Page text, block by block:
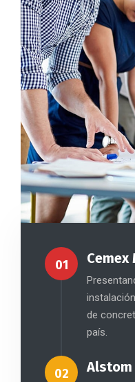
01 Cemex
de
país.
02 Alstom